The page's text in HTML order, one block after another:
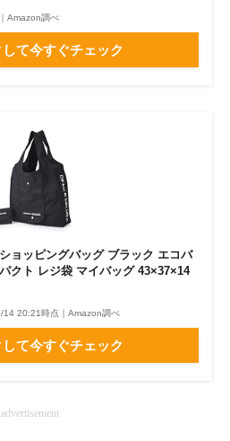
Amazon調べ
て今すぐチェック
ョッピングバッグ ブラック エコバ
クト レジ袋 マイバッグ 43×37×14
14 20:21時点｜Amazon調べ
て今すぐチェック
advertisement